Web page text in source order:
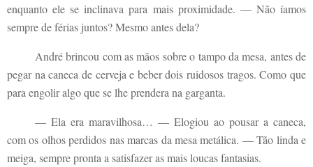
enquanto ele se inclinava para mais proximidade. — Não íamos
sempre de férias juntos? Mesmo antes dela?
André brincou com as mãos sobre o tampo da mesa, antes de
pegar na caneca de cerveja e beber dois ruidosos tragos. Como que
para engolir algo que se lhe prendera na garganta.
— Ela era maravilhosa… — Elogiou ao pousar a caneca,
com os olhos perdidos nas marcas da mesa metálica. — Tão linda e
meiga, sempre pronta a satisfazer as mais loucas fantasias.